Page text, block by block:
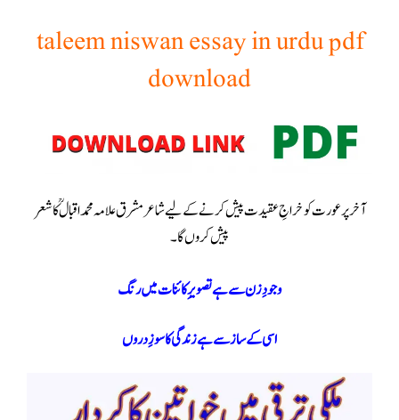
taleem niswan essay in urdu pdf
download
آخر پر عورت کو خراجِ عقیدت پیش کرنے کے لیے شاعر مشرق علامہ محمد اقبال ؒ کا شعر
پیش کروں گا۔
وجودِ زن سے ہے تصویرِکائنات میں رنگ
اسی کے ساز سے ہے زندگی کا سوزِدروں